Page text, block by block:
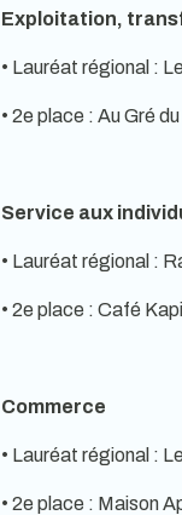
Exploitation,
• Lauréat régional :
• 2e place : Au Gré
Service aux
• Lauréat régional :
• 2e place : Café Kapi
Commerce
• Lauréat régional :
• 2e place : Maison